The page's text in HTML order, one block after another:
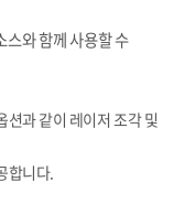
와 함께 사용할 수
션과 같이 레이저 조각 및
합니다.